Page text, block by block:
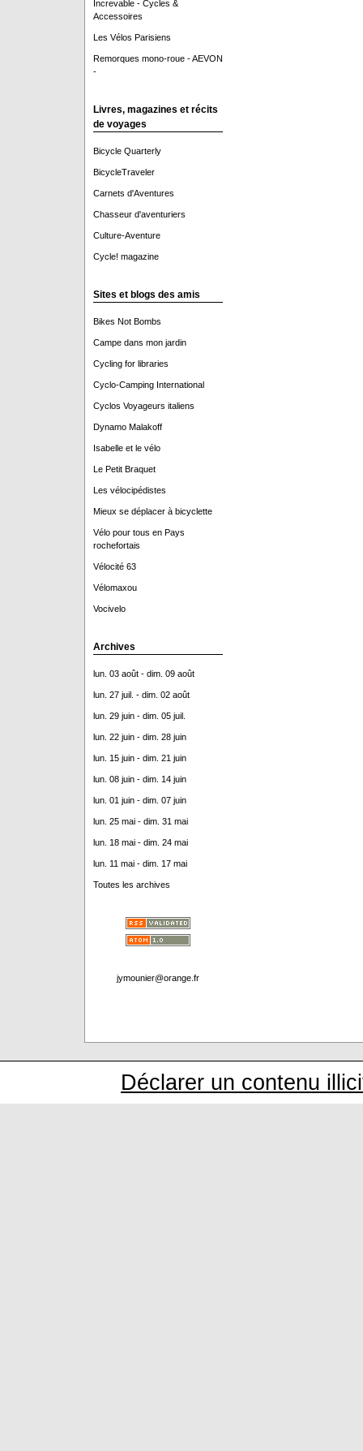
Increvable - Cycles &
Accessoires
Les Vélos Parisiens
Remorques mono-roue - AEVON
-
Livres, magazines et récits
de voyages
Bicycle Quarterly
BicycleTraveler
Carnets d'Aventures
Chasseur d'aventuriers
Culture-Aventure
Cycle! magazine
Sites et blogs des amis
Bikes Not Bombs
Campe dans mon jardin
Cycling for libraries
Cyclo-Camping International
Cyclos Voyageurs italiens
Dynamo Malakoff
Isabelle et le vélo
Le Petit Braquet
Les vélocipédistes
Mieux se déplacer à bicyclette
Vélo pour tous en Pays
rochefortais
Vélocité 63
Vélomaxou
Vocivelo
Archives
lun. 03 août - dim. 09 août
lun. 27 juil. - dim. 02 août
lun. 29 juin - dim. 05 juil.
lun. 22 juin - dim. 28 juin
lun. 15 juin - dim. 21 juin
lun. 08 juin - dim. 14 juin
lun. 01 juin - dim. 07 juin
lun. 25 mai - dim. 31 mai
lun. 18 mai - dim. 24 mai
lun. 11 mai - dim. 17 mai
Toutes les archives
jymounier@orange.fr
Déclarer un contenu